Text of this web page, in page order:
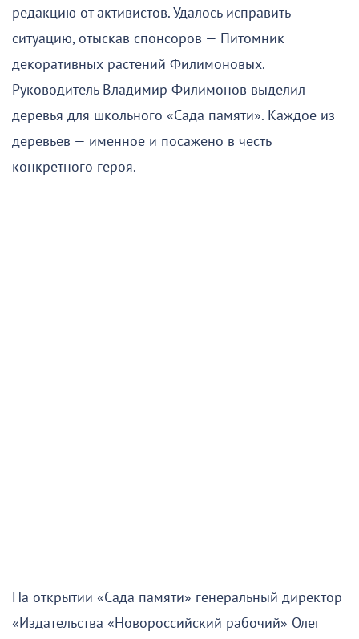
редакцию от активистов. Удалось исправить
ситуацию, отыскав спонсоров — Питомник
декоративных растений Филимоновых.
Руководитель Владимир Филимонов выделил
деревья для школьного «Сада памяти». Каждое из
деревьев — именное и посажено в честь
конкретного героя.
На открытии «Сада памяти» генеральный директор
«Издательства «Новороссийский рабочий» Олег